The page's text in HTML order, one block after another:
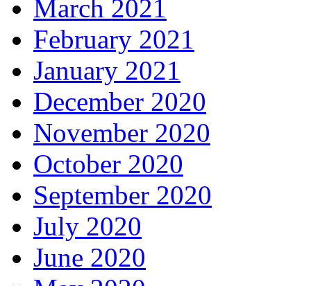
March 2021
February 2021
January 2021
December 2020
November 2020
October 2020
September 2020
July 2020
June 2020